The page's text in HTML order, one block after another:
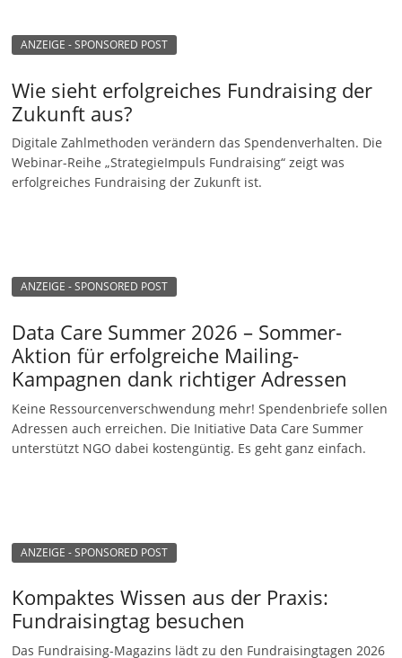
ANZEIGE - SPONSORED POST
Wie sieht erfolgreiches Fundraising der
Zukunft aus?
Digitale Zahlmethoden verändern das Spendenverhalten. Die
Webinar-Reihe „StrategieImpuls Fundraising“ zeigt was
erfolgreiches Fundraising der Zukunft ist.
ANZEIGE - SPONSORED POST
Data Care Summer 2026 – Sommer-
Aktion für erfolgreiche Mailing-
Kampagnen dank richtiger Adressen
Keine Ressourcenverschwendung mehr! Spendenbriefe sollen
Adressen auch erreichen. Die Initiative Data Care Summer
unterstützt NGO dabei kostengüntig. Es geht ganz einfach.
ANZEIGE - SPONSORED POST
Kompaktes Wissen aus der Praxis:
Fundraisingtag besuchen
Das Fundraising-Magazins lädt zu den Fundraisingtagen 2026